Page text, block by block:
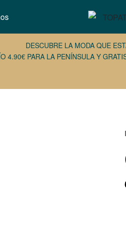
DESCUBRE LA MODA QUE
4.90€ PARA LA PENÍNSULA Y